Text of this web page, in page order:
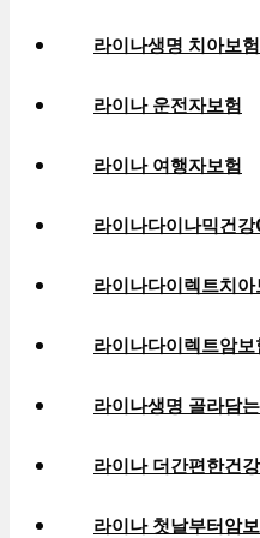
라이나생명 치아보험
라이나 운전자보험
라이나 여행자보험
라이나다이나믹건강
라이나다이렉트치아
라이나다이렉트암보
라이나생명 골라담
라이나 더간편한건
라이나 첫날부터암